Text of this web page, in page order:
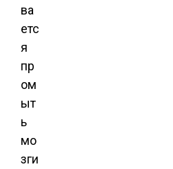
ва
етс
я
пр
ом
ыт
ь
мо
зги